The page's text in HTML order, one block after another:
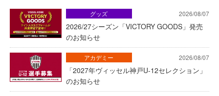
2026/08/07
2026/27シーズン「VICTORY GOODS」発売
のお知らせ
グッズ
2026/08/07
「2027年ヴィッセル神戸U-12セレクション」
のお知らせ
アカデミー